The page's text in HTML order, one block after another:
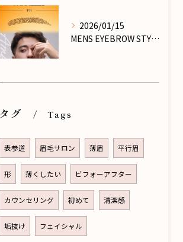
2026/01/15
MENS EYEBROW STYLE_PART.Ⅵ
タグ Tags
表参道 眉毛サロン 薄眉 平行眉
形 薄くしたい ビフォーアフター
カウンセリング 初めて 清潔感
垢抜け フェイシャル